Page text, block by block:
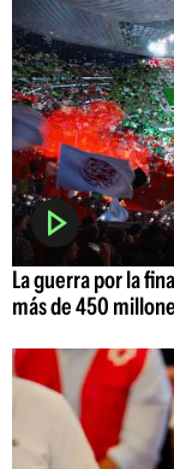
La guerra por la
más de 450